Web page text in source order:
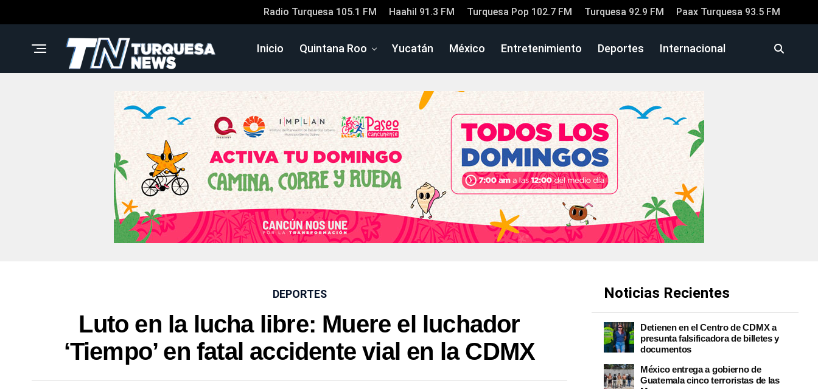
Radio Turquesa 105.1 FM Haahil 91.3 FM Turquesa Pop 102.7 FM Turquesa 92.9 FM Paax Turquesa 93.5 FM
Inicio Quintana Roo Yucatán México Entretenimiento Deportes Internacional
DEPORTES
Luto en la lucha libre: Muere el luchador
‘Tiempo’ en fatal accidente vial en la CDMX
Noticias Recientes
Detienen en el Centro de CDMX a
presunta falsificadora de billetes y
documentos
México entrega a gobierno de
Guatemala cinco terroristas de las